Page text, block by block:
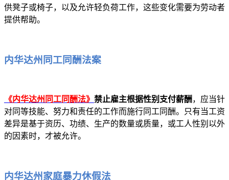
供凳子或椅子，以及允许轻负荷工作，这些变化需要为劳动者
提供帮助。
内华达州同工同酬法案
《内华达州同工同酬法》 禁止雇主根据性别支付薪酬 ，应当针
对同等技能、努力和责任的工作而施行同工同酬。只有当工资
差异是基于资历、功绩、生产的数量或质量，或工人性别以外
的因素时，才被允许。
内华达州家庭暴力休假法